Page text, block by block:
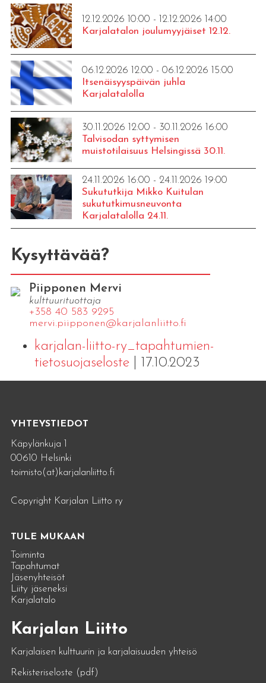
12.12.2026 10:00 - 12.12.2026 14:00
Karjalatalon joulumyyjäiset 12.12.
06.12.2026 12:00 - 06.12.2026 15:00
Itsenäisyyspäivän juhla
Karjalatalolla
30.11.2026 12:00 - 30.11.2026 16:00
Talvisodan syttymisen
muistotilaisuus Helsingissä 30.11.
24.11.2026 16:00 - 24.11.2026 19:00
Sukututkija Mikko Kuitulan
sukututkimusneuvonta
Karjalatalolla 24.11.
Kysyttävää?
Piipponen Mervi
kulttuurituottaja
+358 40 583 9295
mervi.​piipponen@​kar​jala​nlii​tto.​fi
karjalan-liitto-ry_tapahtumien-
tietosuojaseloste| 17.10.2023
YHTEYSTIEDOT
Käpylänkuja 1
00610 Helsinki
toimisto(at)karjalanliitto.fi
Copyright Karjalan Liitto ry
TULE MUKAAN
Toiminta
Tapahtumat
Jäsenyhteisöt
Liity jäseneksi
Karjalatalo
Karjalan Liitto
Karjalaisen kulttuurin ja karjalaisuuden yhteisö
Rekisteriseloste (pdf)